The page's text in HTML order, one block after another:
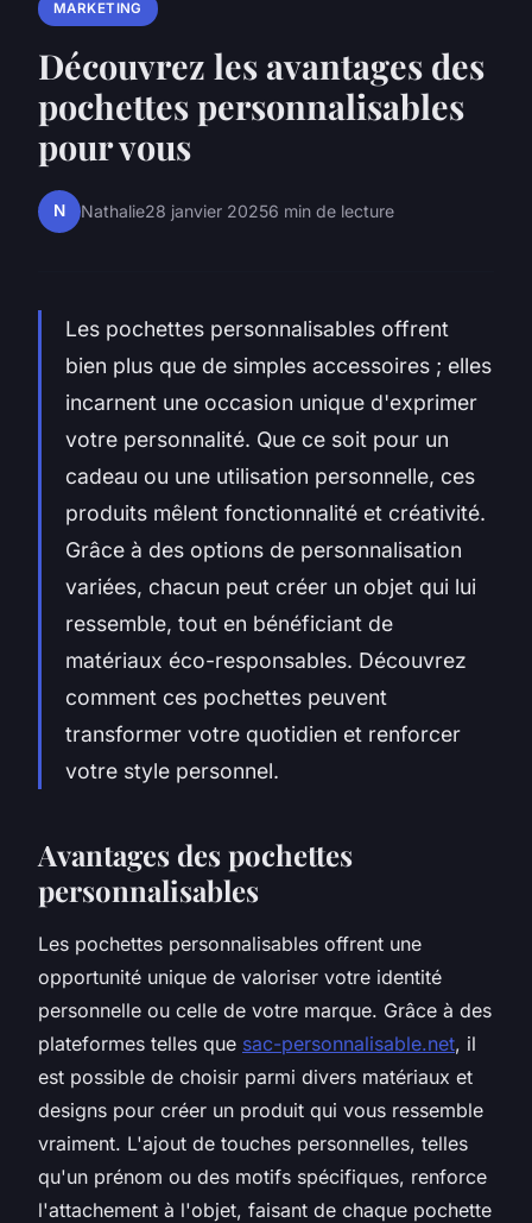
MARKETING
Découvrez les avantages des
pochettes personnalisables
pour vous
N Nathalie28 janvier 20256 min de lecture
Les pochettes personnalisables offrent
bien plus que de simples accessoires ; elles
incarnent une occasion unique d'exprimer
votre personnalité. Que ce soit pour un
cadeau ou une utilisation personnelle, ces
produits mêlent fonctionnalité et créativité.
Grâce à des options de personnalisation
variées, chacun peut créer un objet qui lui
ressemble, tout en bénéficiant de
matériaux éco-responsables. Découvrez
comment ces pochettes peuvent
transformer votre quotidien et renforcer
votre style personnel.
Avantages des pochettes
personnalisables
Les pochettes personnalisables offrent une
opportunité unique de valoriser votre identité
personnelle ou celle de votre marque. Grâce à des
plateformes telles que sac-personnalisable.net, il
est possible de choisir parmi divers matériaux et
designs pour créer un produit qui vous ressemble
vraiment. L'ajout de touches personnelles, telles
qu'un prénom ou des motifs spécifiques, renforce
l'attachement à l'objet, faisant de chaque pochette